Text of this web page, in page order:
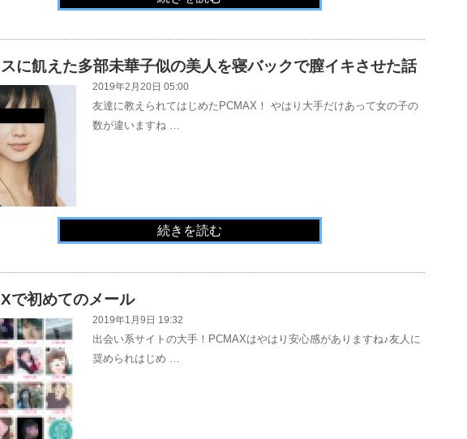
に飢えた多部未華子似の美人を寝バックで膣イキさせた話
2019年2月20日 05:00
友達に教えられてはじめたPCMAX！ やはり大手だけあって女の子の
数が違いますね …
続きを読む
で初めてのメール
2019年1月9日 19:32
出会い系サイトの大手！PCMAXはやはり安心感がありますね♪友人に
奨められはじめ …